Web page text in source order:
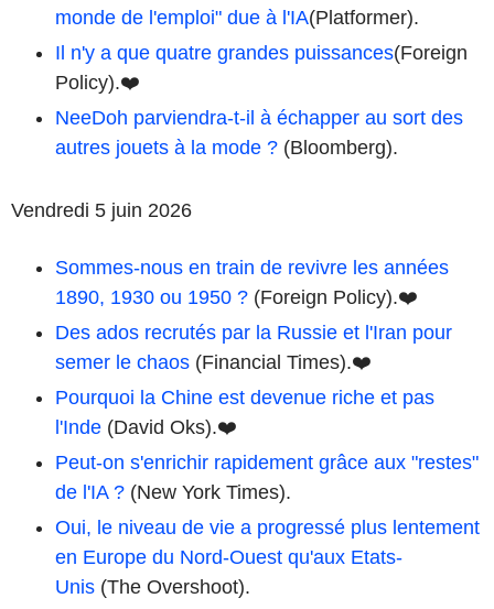
monde de l'emploi" due à l'IA(Platformer).
Il n'y a que quatre grandes puissances(Foreign
Policy).❤️
NeeDoh parviendra-t-il à échapper au sort des
autres jouets à la mode ? (Bloomberg).
Vendredi 5 juin 2026
Sommes-nous en train de revivre les années
1890, 1930 ou 1950 ? (Foreign Policy).❤️
Des ados recrutés par la Russie et l'Iran pour
semer le chaos (Financial Times).❤️
Pourquoi la Chine est devenue riche et pas
l'Inde (David Oks).❤️
Peut-on s'enrichir rapidement grâce aux "restes"
de l'IA ? (New York Times).
Oui, le niveau de vie a progressé plus lentement
en Europe du Nord-Ouest qu'aux Etats-
Unis (The Overshoot).